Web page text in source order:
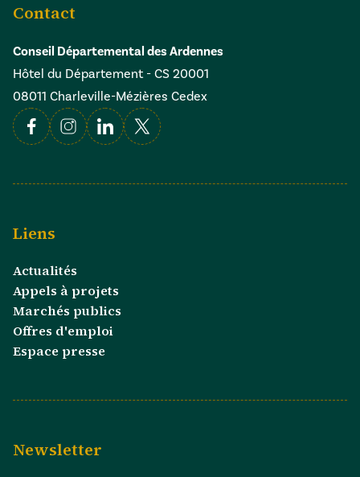
Contact
Conseil Départemental des Ardennes
Hôtel du Département - CS 20001
08011 Charleville-Mézières Cedex
FacebookInstagramLinkedin
X
Liens
Actualités
Appels à projets
Marchés publics
Offres d'emploi
Espace presse
Newsletter